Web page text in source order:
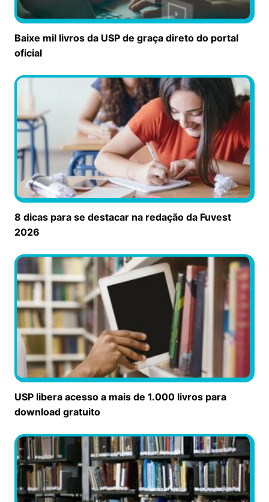
Baixe mil livros da USP de graça direto do portal
oficial
8 dicas para se destacar na redação da Fuvest
2026
USP libera acesso a mais de 1.000 livros para
download gratuito